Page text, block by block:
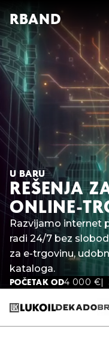
RBAND
REŠENJA
ONLINE-
U BARU
Razvijamo internet
radi 24/7 bez
za e-trgovinu,
kataloga.
POČETAK OD4 000 €